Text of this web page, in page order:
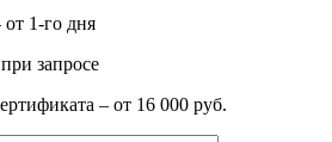
1-го дня
запросе
– от 16 000 руб.